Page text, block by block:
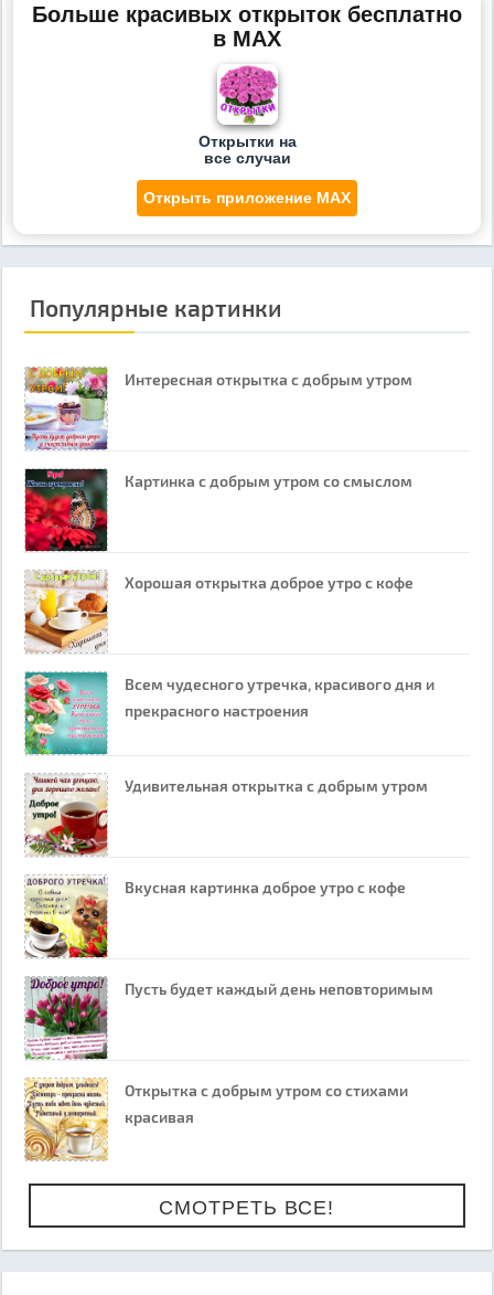
Больше красивых открыток бесплатно
в MAX
Открытки на
все случаи
Открыть приложение MAX
Популярные картинки
Интересная открытка с добрым утром
Картинка с добрым утром со смыслом
Хорошая открытка доброе утро с кофе
Всем чудесного утречка, красивого дня и
прекрасного настроения
Удивительная открытка с добрым утром
Вкусная картинка доброе утро с кофе
Пусть будет каждый день неповторимым
Открытка с добрым утром со стихами
красивая
СМОТРЕТЬ ВСЕ!